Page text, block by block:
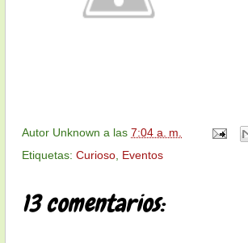
Autor Unknown a las 7:04 a. m.
Etiquetas: Curioso, Eventos
13 comentarios: